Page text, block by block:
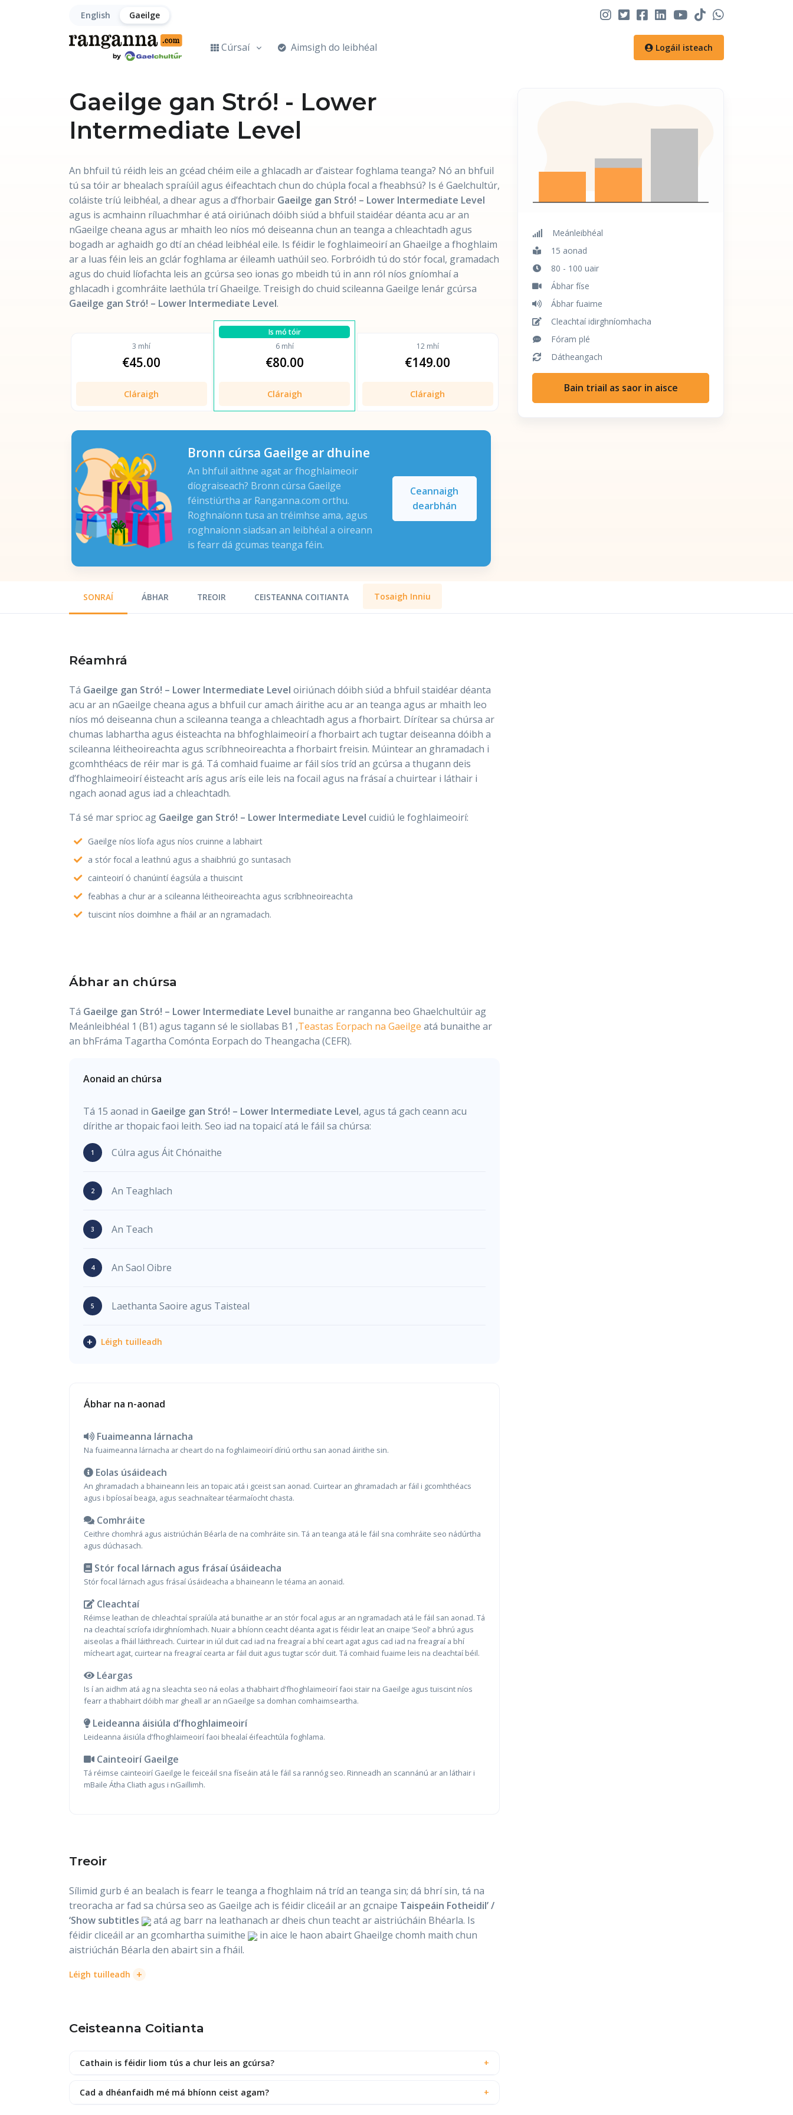
English Gaeilge
Logáil isteach
Cúrsaí Aimsigh do leibhéal
Gaeilge gan Stró! - Lower
Intermediate Level
An bhfuil tú réidh leis an gcéad chéim eile a ghlacadh ar d’aistear foghlama teanga? Nó an bhfuil
tú sa tóir ar bhealach spraíúil agus éifeachtach chun do chúpla focal a fheabhsú? Is é Gaelchultúr,
coláiste tríú leibhéal, a dhear agus a d’fhorbair Gaeilge gan Stró! – Lower Intermediate Level
agus is acmhainn ríluachmhar é atá oiriúnach dóibh siúd a bhfuil staidéar déanta acu ar an
nGaeilge cheana agus ar mhaith leo níos mó deiseanna chun an teanga a chleachtadh agus
bogadh ar aghaidh go dtí an chéad leibhéal eile. Is féidir le foghlaimeoirí an Ghaeilge a fhoghlaim
ar a luas féin leis an gclár foghlama ar éileamh uathúil seo. Forbróidh tú do stór focal, gramadach
agus do chuid líofachta leis an gcúrsa seo ionas go mbeidh tú in ann ról níos gníomhaí a
ghlacadh i gcomhráite laethúla trí Ghaeilge. Treisigh do chuid scileanna Gaeilge lenár gcúrsa
Gaeilge gan Stró! – Lower Intermediate Level.
3 mhí
€45.00
Cláraigh
Is mó tóir
6 mhí
€80.00
Cláraigh
12 mhí
€149.00
Cláraigh
Bronn cúrsa Gaeilge ar dhuine
An bhfuil aithne agat ar fhoghlaimeoir
díograiseach? Bronn cúrsa Gaeilge
féinstiúrtha ar Ranganna.com orthu.
Roghnaíonn tusa an tréimhse ama, agus
roghnaíonn siadsan an leibhéal a oireann
is fearr dá gcumas teanga féin.
Ceannaigh
dearbhán
SONRAÍ ÁBHAR TREOIR CEISTEANNA COITIANTA Tosaigh Inniu
Meánleibhéal
15 aonad
80 - 100 uair
Ábhar físe
Ábhar fuaime
Cleachtaí idirghníomhacha
Fóram plé
Dátheangach
Bain triail as saor in aisce
Réamhrá
Tá Gaeilge gan Stró! – Lower Intermediate Level oiriúnach dóibh siúd a bhfuil staidéar déanta
acu ar an nGaeilge cheana agus a bhfuil cur amach áirithe acu ar an teanga agus ar mhaith leo
níos mó deiseanna chun a scileanna teanga a chleachtadh agus a fhorbairt. Dírítear sa chúrsa ar
chumas labhartha agus éisteachta na bhfoghlaimeoirí a fhorbairt ach tugtar deiseanna dóibh a
scileanna léitheoireachta agus scríbhneoireachta a fhorbairt freisin. Múintear an ghramadach i
gcomhthéacs de réir mar is gá. Tá comhaid fuaime ar fáil síos tríd an gcúrsa a thugann deis
d’fhoghlaimeoirí éisteacht arís agus arís eile leis na focail agus na frásaí a chuirtear i láthair i
ngach aonad agus iad a chleachtadh.
Tá sé mar sprioc ag Gaeilge gan Stró! – Lower Intermediate Level cuidiú le foghlaimeoirí:
Gaeilge níos líofa agus níos cruinne a labhairt
a stór focal a leathnú agus a shaibhriú go suntasach
cainteoirí ó chanúintí éagsúla a thuiscint
feabhas a chur ar a scileanna léitheoireachta agus scríbhneoireachta
tuiscint níos doimhne a fháil ar an ngramadach.
Ábhar an chúrsa
Tá Gaeilge gan Stró! – Lower Intermediate Level bunaithe ar ranganna beo Ghaelchultúir ag
Meánleibhéal 1 (B1) agus tagann sé le siollabas B1 ,Teastas Eorpach na Gaeilge atá bunaithe ar
an bhFráma Tagartha Comónta Eorpach do Theangacha (CEFR).
Aonaid an chúrsa
Tá 15 aonad in Gaeilge gan Stró! – Lower Intermediate Level, agus tá gach ceann acu
dírithe ar thopaic faoi leith. Seo iad na topaicí atá le fáil sa chúrsa:
Cúlra agus Áit Chónaithe
An Teaghlach
An Teach
An Saol Oibre
Laethanta Saoire agus Taisteal
+ Léigh tuilleadh
Ábhar na n-aonad
Fuaimeanna lárnacha
Na fuaimeanna lárnacha ar cheart do na foghlaimeoirí díriú orthu san aonad áirithe sin.
Eolas úsáideach
An ghramadach a bhaineann leis an topaic atá i gceist san aonad. Cuirtear an ghramadach ar fáil i gcomhthéacs
agus i bpíosaí beaga, agus seachnaítear téarmaíocht chasta.
Comhráite
Ceithre chomhrá agus aistriúchán Béarla de na comhráite sin. Tá an teanga atá le fáil sna comhráite seo nádúrtha
agus dúchasach.
Stór focal lárnach agus frásaí úsáideacha
Stór focal lárnach agus frásaí úsáideacha a bhaineann le téama an aonaid.
Cleachtaí
Réimse leathan de chleachtaí spraíúla atá bunaithe ar an stór focal agus ar an ngramadach atá le fáil san aonad. Tá
na cleachtaí scríofa idirghníomhach. Nuair a bhíonn ceacht déanta agat is féidir leat an cnaipe ‘Seol’ a bhrú agus
aiseolas a fháil láithreach. Cuirtear in iúl duit cad iad na freagraí a bhí ceart agat agus cad iad na freagraí a bhí
mícheart agat, cuirtear na freagraí cearta ar fáil duit agus tugtar scór duit. Tá comhaid fuaime leis na cleachtaí béil.
Léargas
Is í an aidhm atá ag na sleachta seo ná eolas a thabhairt d’fhoghlaimeoirí faoi stair na Gaeilge agus tuiscint níos
fearr a thabhairt dóibh mar gheall ar an nGaeilge sa domhan comhaimseartha.
Leideanna áisiúla d’fhoghlaimeoirí
Leideanna áisiúla d’fhoghlaimeoirí faoi bhealaí éifeachtúla foghlama.
Cainteoirí Gaeilge
Tá réimse cainteoirí Gaeilge le feiceáil sna físeáin atá le fáil sa rannóg seo. Rinneadh an scannánú ar an láthair i
mBaile Átha Cliath agus i nGaillimh.
Treoir
Sílimid gurb é an bealach is fearr le teanga a fhoghlaim ná tríd an teanga sin; dá bhrí sin, tá na
treoracha ar fad sa chúrsa seo as Gaeilge ach is féidir cliceáil ar an gcnaipe Taispeáin Fotheidil’ /
‘Show subtitles
atá ag barr na leathanach ar dheis chun teacht ar aistriúcháin Bhéarla. Is
féidir cliceáil ar an gcomhartha suimithe
in aice le haon abairt Ghaeilge chomh maith chun
aistriúchán Béarla den abairt sin a fháil.
Léigh tuilleadh +
Ceisteanna Coitianta
Cathain is féidir liom tús a chur leis an gcúrsa? +
Cad a dhéanfaidh mé má bhíonn ceist agam? +